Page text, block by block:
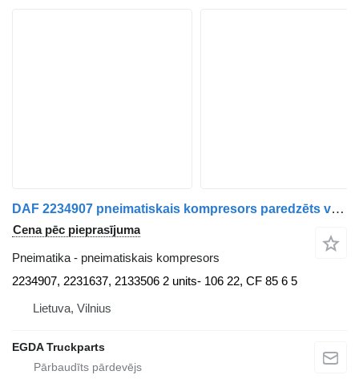
DAF 2234907 pneimatiskais kompresors paredzēts vilcēja
Cena pēc pieprasījuma
Pneimatika - pneimatiskais kompresors
2234907, 2231637, 2133506 2 units- 106 22, CF 85 6 5
Lietuva, Vilnius
EGDA Truckparts